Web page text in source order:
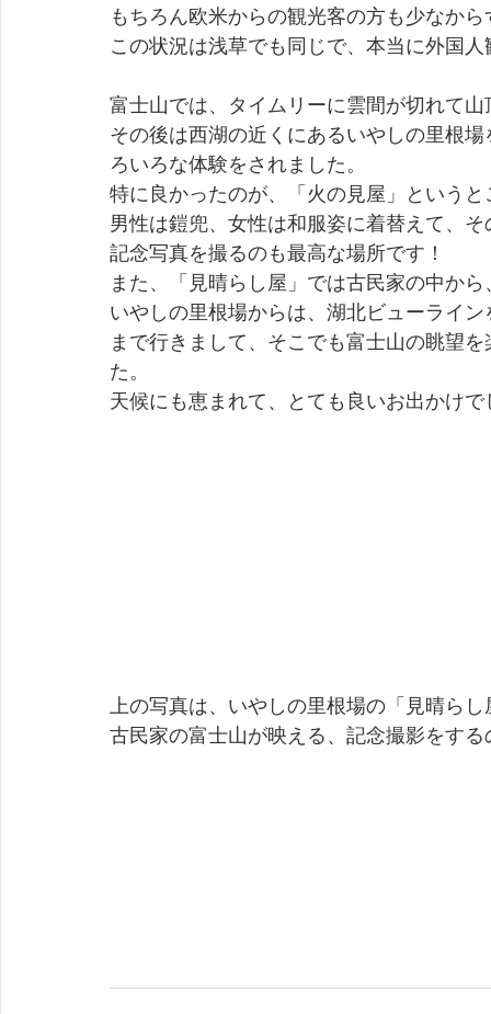
もちろん欧米からの観光客の方も少なか
この状況は浅草でも同じで、本当に外国
富士山では、タイムリーに雲間が切れて
その後は西湖の近くにあるいやしの里根
ろいろな体験をされました。
特に良かったのが、「火の見屋」という
男性は鎧兜、女性は和服姿に着替えて、
記念写真を撮るのも最高な場所です！
また、「見晴らし屋」では古民家の中か
いやしの里根場からは、湖北ビューライ
まで行きまして、そこでも富士山の眺望
た。
天候にも恵まれて、とても良いお出かけで
上の写真は、いやしの里根場の「見晴ら
古民家の富士山が映える、記念撮影をす